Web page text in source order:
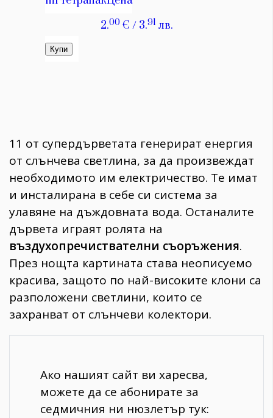
11 от супердърветата генерират енергия
от слънчева светлина, за да произвеждат
необходимото им електричество. Те имат
и инсталирана в себе си система за
улавяне на дъждовната вода. Останалите
дървета играят ролята на
въздухопречиствателни съоръжения.
През нощта картината става неописуемо
красива, защото по най-високите клони са
разположени светлини, които се
захранват от слънчеви колектори.
Ако нашият сайт ви харесва,
можете да се абонирате за
седмичния ни нюзлетър тук: